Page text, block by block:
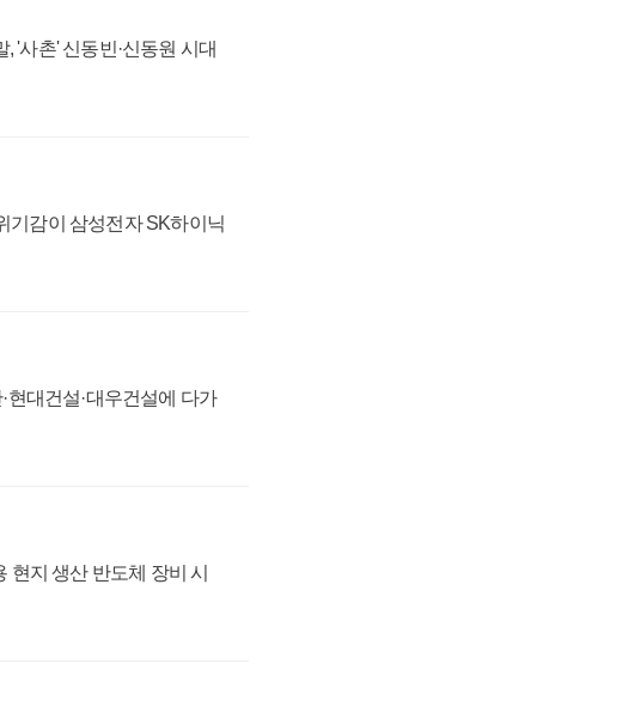
'사촌' 신동빈·신동원 시대
기감이 삼성전자 SK하이닉
현대건설·대우건설에 다가
지 생산 반도체 장비 시